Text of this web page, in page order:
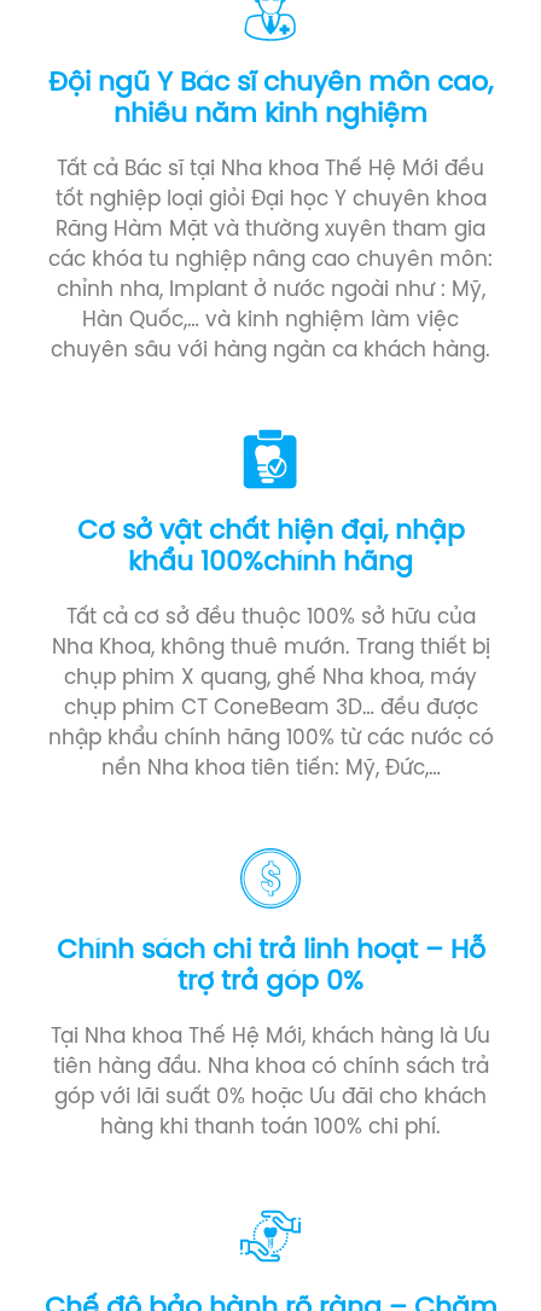
Đội ngũ Y Bác sĩ chuyên môn cao,
nhiều năm kinh nghiệm
Tất cả Bác sĩ tại Nha khoa Thế Hệ Mới đều
tốt nghiệp loại giỏi Đại học Y chuyên khoa
Răng Hàm Mặt và thường xuyên tham gia
các khóa tu nghiệp nâng cao chuyên môn:
chỉnh nha, Implant ở nước ngoài như : Mỹ,
Hàn Quốc,… và kinh nghiệm làm việc
chuyên sâu với hàng ngàn ca khách hàng.
Cơ sở vật chất hiện đại, nhập
khẩu 100%chính hãng
Tất cả cơ sở đều thuộc 100% sở hữu của
Nha Khoa, không thuê mướn. Trang thiết bị
chụp phim X quang, ghế Nha khoa, máy
chụp phim CT ConeBeam 3D… đều được
nhập khẩu chính hãng 100% từ các nước có
nền Nha khoa tiên tiến: Mỹ, Đức,…
Chính sách chi trả linh hoạt – Hỗ
trợ trả góp 0%
Tại Nha khoa Thế Hệ Mới, khách hàng là Ưu
tiên hàng đầu. Nha khoa có chính sách trả
góp với lãi suất 0% hoặc Ưu đãi cho khách
hàng khi thanh toán 100% chi phí.